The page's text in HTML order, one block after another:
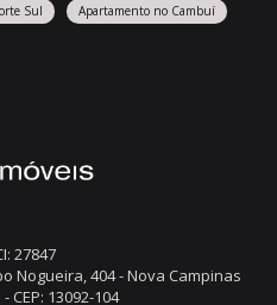
Sul Apartamento no Cambuí
27847
Nogueira, 404 - Nova Campinas
CEP: 13092-104